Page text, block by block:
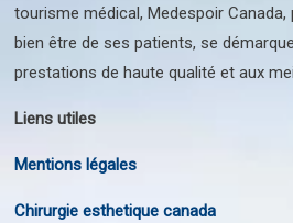
tourisme médical, Medespoir
bien être de ses patients, se
prestations de haute qualité et aux
Liens utiles
Mentions légales
Chirurgie esthetique canada